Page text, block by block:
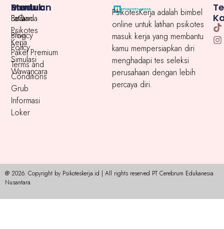
PsikotesKerja adalah bimbel
online untuk latihan psikotes
masuk kerja yang membantu
kamu mempersiapkan diri
menghadapi tes seleksi
perusahaan dengan lebih
percaya diri.
Menu
Beranda
Blog
Paket Premium
Produk
Latihan
Psikotes
Kerja
Simulasi
Wawancara
Grub
Informasi
Loker
Bantuan
FaQ
Privacy
Policy
Terms and
Conditions
@ 2026. Copyright by Psikoteskerja.id | All rights reserved PT Cerebrum Edukanesia
Nusantara​